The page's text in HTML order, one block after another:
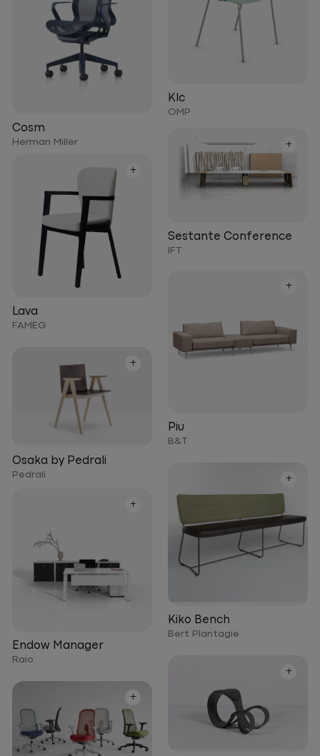
Klc
OMP
Cosm
Herman Miller +
Sestante Conference
IFT
+
Lava
FAMEG
+
Piu
B&T
+
Osaka by Pedrali
Pedrali +
Kiko Bench
Bert Plantagie
+
Endow Manager
Raio
+
+